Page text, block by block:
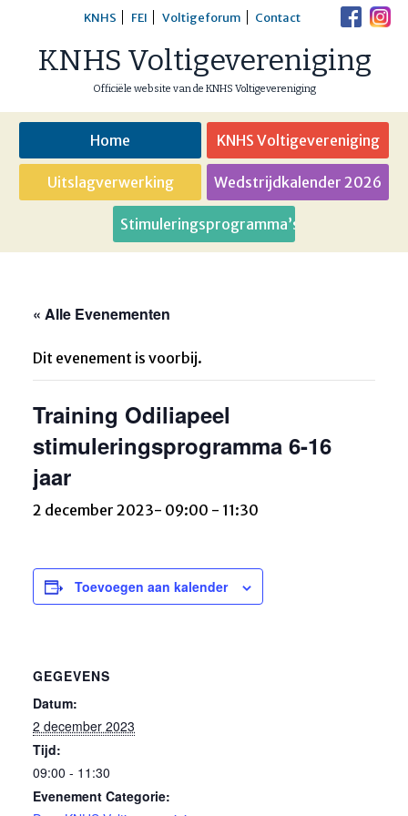
content
KNHS FEI Voltigeforum Contact
KNHS Voltigevereniging
Officiële website van de KNHS Voltigevereniging
Home KNHS Voltigevereniging
Uitslagverwerking Wedstrijdkalender 2026
Stimuleringsprogramma’s
« Alle Evenementen
Dit evenement is voorbij.
Training Odiliapeel
stimuleringsprogramma 6-16
jaar
2 december 2023- 09:00 - 11:30
Toevoegen aan kalender
GEGEVENS
Datum:
2 december 2023
Tijd:
09:00 - 11:30
Evenement Categorie: